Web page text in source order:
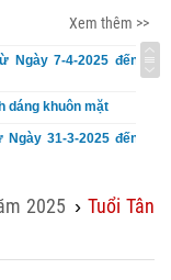
Xem thêm >>
Ngày 7-4-2025 đến
dáng khuôn mặt
31-3-2025 đến
2025 › Tuổi Tân